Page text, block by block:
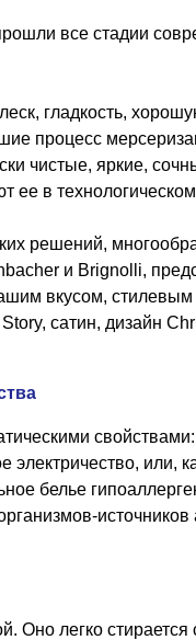
все стадии
гладкость,
процесс
чистые, яркие,
ее в
решений,
и Brignolli,
вкусом,
сатин, дизайн
свойствами:
или,
белье
источников
Оно легко